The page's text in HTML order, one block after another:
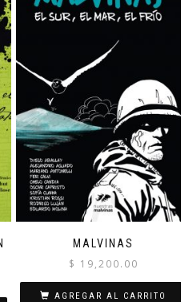
MALVINAS
$ 19,200.00
AGREGAR AL CARRITO